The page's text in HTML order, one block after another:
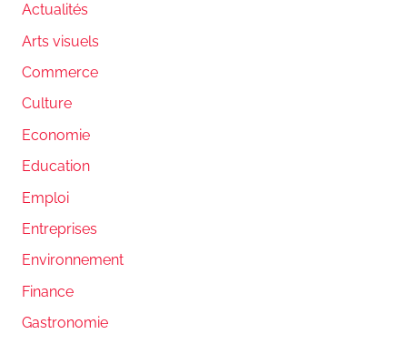
Actualités
Arts visuels
Commerce
Culture
Economie
Education
Emploi
Entreprises
Environnement
Finance
Gastronomie